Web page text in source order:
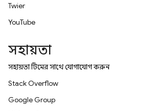
Twitter
YouTube
সহায়তা
সহায়তা টিমের সাথে যোগাযোগ করুন
Stack Overflow
Google Group